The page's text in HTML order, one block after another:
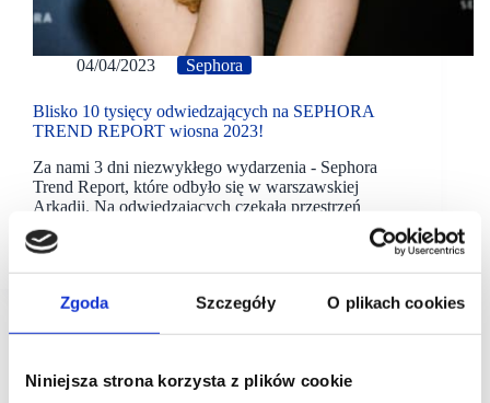
Zgoda Szczegóły O plikach cookies
Niniejsza strona korzysta z plików cookie
04/04/2023 Sephora
Blisko 10 tysięcy odwiedzających na SEPHORA
TREND REPORT wiosna 2023!
Za nami 3 dni niezwykłego wydarzenia - Sephora
Trend Report, które odbyło się w warszawskiej
Arkadii. Na odwiedzających czekała przestrzeń
stworzona przez sieć perfumerii Sephora wraz z
partnerskimi markam